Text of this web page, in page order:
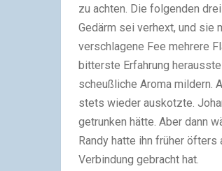
zu achten. Die folgenden
Gedärm sei verhext, und sie
verschlagene Fee mehrere
bitterste Erfahrung
scheußliche Aroma mildern.
stets wieder auskotzte.
getrunken hätte. Aber dann
Randy hatte ihn früher
Verbindung gebracht hat.